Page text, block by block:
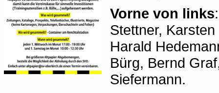
Vorne von links
Stettner,
Harald
Bürg, Bernd
Siefermann.